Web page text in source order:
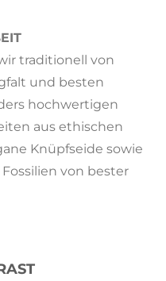
traditionell von
und besten
hochwertigen
aus ethischen
Knüpfseide sowie
von bester